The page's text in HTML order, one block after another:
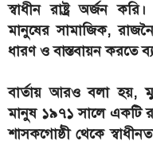
স্বাধীন রাষ্ট্র অর্জন
মানুষের সামাজিক,
ধারণ ও বাস্তবায়ন করতে
বার্তায় আরও বলা হয়,
মানুষ ১৯৭১ সালে একটি
শাসকগোষ্ঠী থেকে